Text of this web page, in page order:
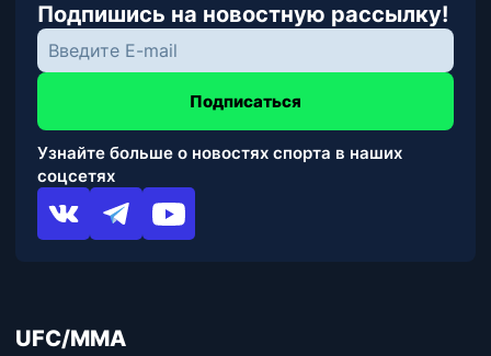
Подпишись на новостную рассылку!
Подписаться
Узнайте больше о новостях спорта в наших
соцсетях
UFC/MMA